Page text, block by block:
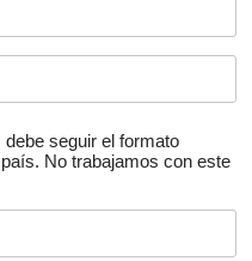
seguir el formato
No trabajamos con este